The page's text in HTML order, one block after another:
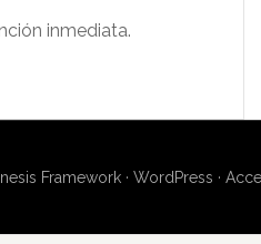
inmediata.
Framework · WordPress ·